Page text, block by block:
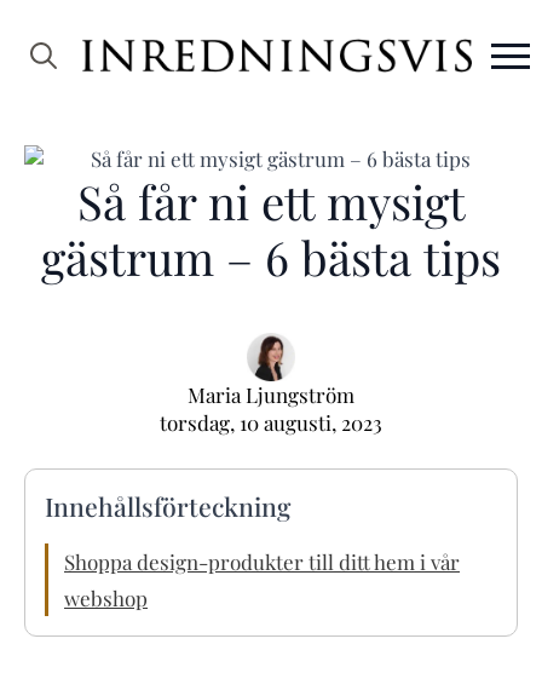
Så får ni ett mysigt
gästrum – 6 bästa tips
Maria Ljungström
torsdag, 10 augusti, 2023
Innehållsförteckning
Shoppa design-produkter till ditt hem i vår
webshop